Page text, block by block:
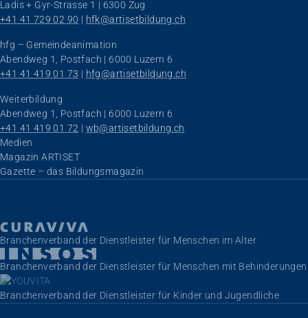
Ladis + Gyr-Strasse 1 | 6300 Zug
+41 41 729 02 90 | hfk@artisetbildung.ch
hfg – Gemeindeanimation
Abendweg 1, Postfach | 6000 Luzern 6
+41 41 419 01 73 | hfg@artisetbildung.ch
Weiterbildung
Abendweg 1, Postfach | 6000 Luzern 6
+41 41 419 01 72 | wb@artisetbildung.ch
Navigation überspringen
Medien
Magazin ARTISET
Gazette – das Bildungsmagazin
Branchenverband der Dienstleister für Menschen im Alter
Branchenverband der Dienstleister für Menschen mit Behinderungen
Branchenverband der Dienstleister für Kinder und Jugendliche